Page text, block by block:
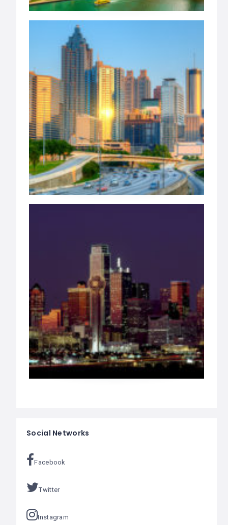
Social Networks
Facebook
Twitter
Instagram